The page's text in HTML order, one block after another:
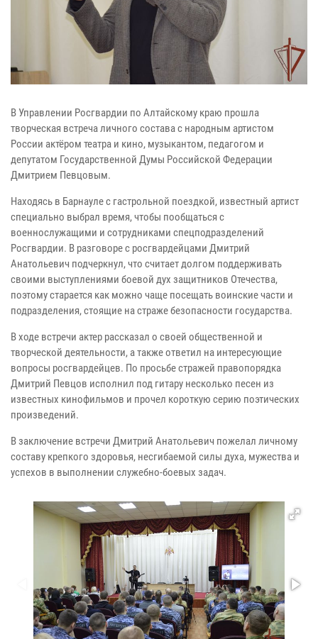
В Управлении Росгвардии по Алтайскому краю прошла
творческая встреча личного состава с народным артистом
России актёром театра и кино, музыкантом, педагогом и
депутатом Государственной Думы Российской Федерации
Дмитрием Певцовым.
Находясь в Барнауле с гастрольной поездкой, известный артист
специально выбрал время, чтобы пообщаться с
военнослужащими и сотрудниками спецподразделений
Росгвардии. В разговоре с росгвардейцами Дмитрий
Анатольевич подчеркнул, что считает долгом поддерживать
своими выступлениями боевой дух защитников Отечества,
поэтому старается как можно чаще посещать воинские части и
подразделения, стоящие на страже безопасности государства.
В ходе встречи актер рассказал о своей общественной и
творческой деятельности, а также ответил на интересующие
вопросы росгвардейцев. По просьбе стражей правопорядка
Дмитрий Певцов исполнил под гитару несколько песен из
известных кинофильмов и прочел короткую серию поэтических
произведений.
В заключение встречи Дмитрий Анатольевич пожелал личному
составу крепкого здоровья, несгибаемой силы духа, мужества и
успехов в выполнении служебно-боевых задач.